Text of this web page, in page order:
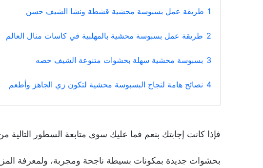
1 طريقة عمل بسبوسة محشية قشطة ونشا الشيف حسن
2 طريقة عمل بسبوسة محشية بالمهلبية في كاسات منال العالم
3 بسبوسة محشية سهلة بحشوات متنوعة الشيف حصه
4 نصائح هامة لنجاح البسبوسة محشية لتكون زي الجاهز وأطعم
فإذا كانت إجابتك بنعم فما عليك سوى متابعة السطور
بحشوات جديدة بمكونات بسيطة ناجحة ومجربة، ولمعرفة